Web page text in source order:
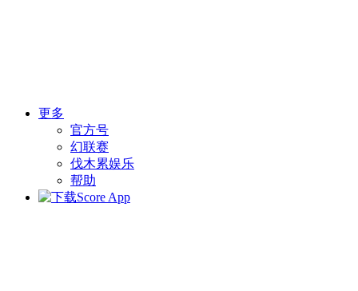
更多
官方号
幻联赛
伐木累娱乐
帮助